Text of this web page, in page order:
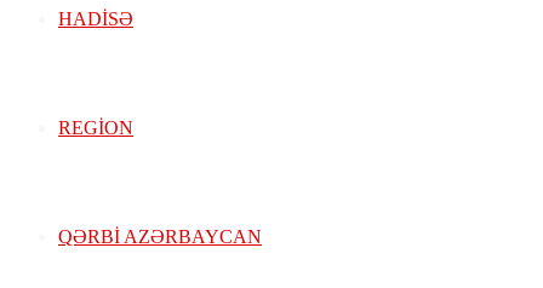
HADISƏ
REGION
QƏRBİ AZƏRBAYCAN